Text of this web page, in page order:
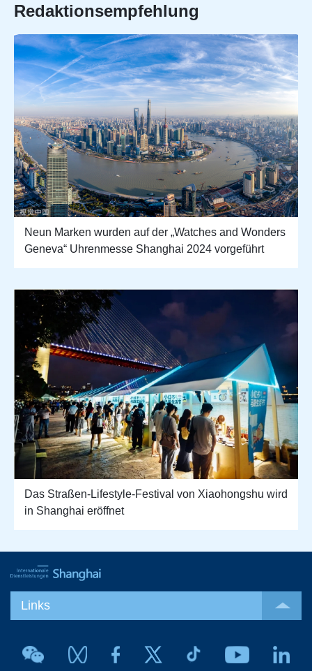
Redaktionsempfehlung
Neun Marken wurden auf der „Watches and Wonders
Geneva“ Uhrenmesse Shanghai 2024 vorgeführt
Das Straßen-Lifestyle-Festival von Xiaohongshu wird
in Shanghai eröffnet
Links